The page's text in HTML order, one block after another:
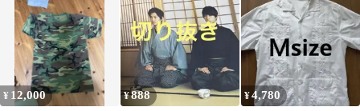
プ
¥ 12,000 ¥888 ¥4,780